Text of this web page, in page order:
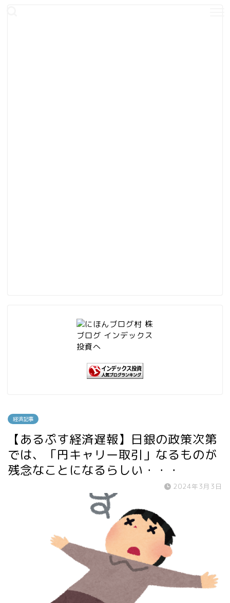
経済記事
【あるぷす経済遅報】日銀の政策次第
では、「円キャリー取引」なるものが
残念なことになるらしい・・・
2024年3月3日